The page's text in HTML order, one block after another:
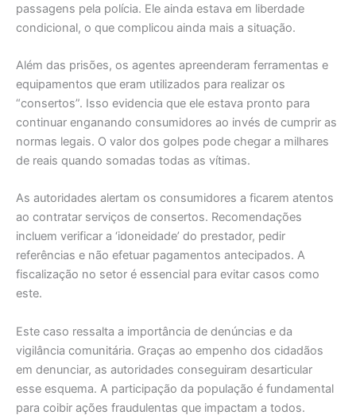
passagens pela polícia. Ele ainda estava em liberdade
condicional, o que complicou ainda mais a situação.
Além das prisões, os agentes apreenderam ferramentas e
equipamentos que eram utilizados para realizar os
“consertos”. Isso evidencia que ele estava pronto para
continuar enganando consumidores ao invés de cumprir as
normas legais. O valor dos golpes pode chegar a milhares
de reais quando somadas todas as vítimas.
As autoridades alertam os consumidores a ficarem atentos
ao contratar serviços de consertos. Recomendações
incluem verificar a ‘idoneidade’ do prestador, pedir
referências e não efetuar pagamentos antecipados. A
fiscalização no setor é essencial para evitar casos como
este.
Este caso ressalta a importância de denúncias e da
vigilância comunitária. Graças ao empenho dos cidadãos
em denunciar, as autoridades conseguiram desarticular
esse esquema. A participação da população é fundamental
para coibir ações fraudulentas que impactam a todos.